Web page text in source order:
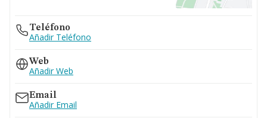
Teléfono
Añadir Teléfono
Web
Añadir Web
Email
Añadir Email